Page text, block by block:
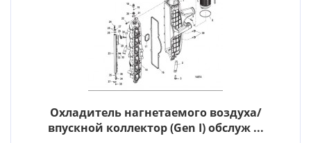
Охладитель нагнетаемого воздуха/
впускной коллектор (Gen I) обслуж ...